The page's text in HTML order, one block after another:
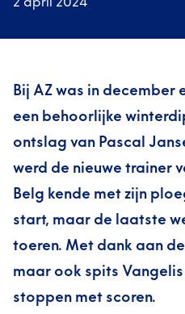
Bij AZ was in december
een behoorlijke
ontslag van Pascal
werd de nieuwe trainer
Belg kende met zijn
start, maar de laatste
toeren. Met dank aan
maar ook spits
stoppen met scoren.